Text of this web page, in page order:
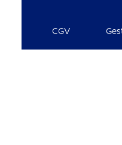
CGV